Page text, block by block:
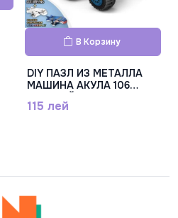
В Корзину
DIY ПАЗЛ ИЗ МЕТАЛЛА
МАШИНА АКУЛА 106
115 лей